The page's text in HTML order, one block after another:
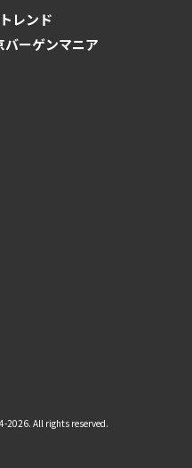
レンド
バーゲンマニア
2026. All rights reserved.